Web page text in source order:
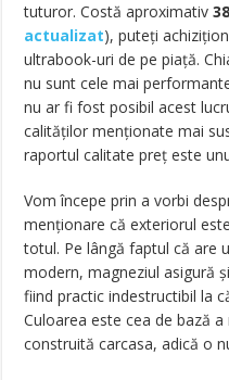
tuturor. Costă aproximativ
actualizat), puteţi
ultrabook-uri de pe piaţă.
nu sunt cele mai
nu ar fi fost posibil acest
calităţilor menţionate mai
raportul calitate preţ este
Vom începe prin a vorbi
menţionare că exteriorul
totul. Pe lângă faptul că are
modern, magneziul asigură
fiind practic indestructibil la
Culoarea este cea de bază
construită carcasa, adică o